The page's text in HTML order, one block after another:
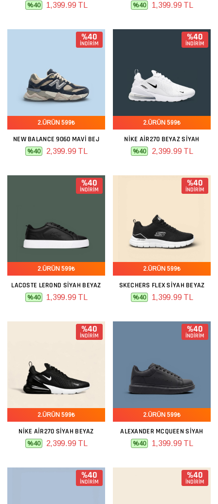
%40 1,399.99 TL %40 1,399.99 TL
%40
İNDİRİM
2.ÜRÜN 599₺
NEW BALANCE 9060 MAVI BEJ
%40 2,399.99 TL
%40
İNDİRİM
2.ÜRÜN 599₺
NIKE AIR270 BEYAZ SIYAH
%40 2,399.99 TL
%40
İNDİRİM
2.ÜRÜN 599₺
LACOSTE LEROND SIYAH BEYAZ
%40 1,399.99 TL
%40
İNDİRİM
2.ÜRÜN 599₺
SKECHERS FLEX SIYAH BEYAZ
%40 1,399.99 TL
%40
İNDİRİM
2.ÜRÜN 599₺
NIKE AIR270 SIYAH BEYAZ
%40 2,399.99 TL
%40
İNDİRİM
2.ÜRÜN 599₺
ALEXANDER MCQUEEN SIYAH
%40 1,399.99 TL
%40
İNDİRİM
%40
İNDİRİM